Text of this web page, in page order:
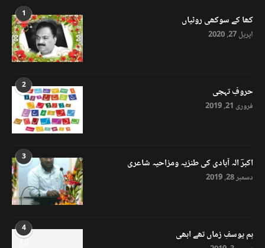
1 کھا کے سوکھی روٹیاں
اپریل 27, 2020
2 حروفِ تہجی
فروری 21, 2019
3 اکبرؔ الہ آبادی کی طنزیہ ومزاحیہ شاعری
دسمبر 28, 2019
4
8.0 ہم یوسفِ زماں تھے ابھی